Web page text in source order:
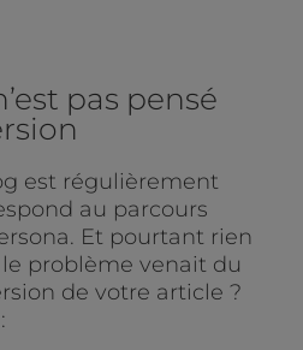
pas pensé
est régulièrement
au parcours
Et pourtant rien
le problème venait du
de votre article ?